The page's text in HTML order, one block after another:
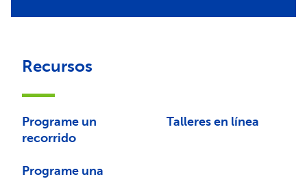
Recursos
Programe un
recorrido
Programe una
Talleres en línea